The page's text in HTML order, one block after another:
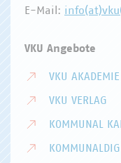
E-Mail:
VKU Angebote
VKU AKADEMIE
VKU VERLAG
KOMMUNAL